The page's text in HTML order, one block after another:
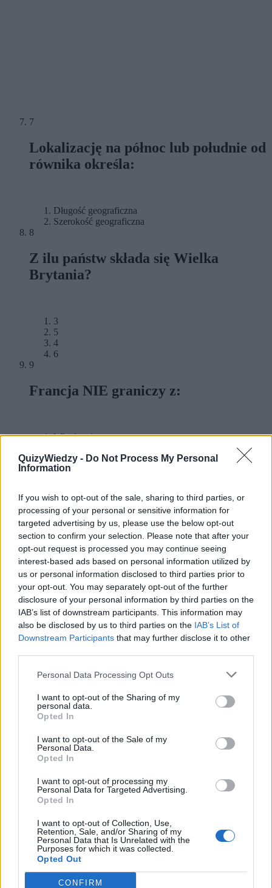
QuizyWiedzy - Do Not Process My Personal
Information
If you wish to opt-out of the sale, sharing to third parties, or
processing of your personal or sensitive information for
targeted advertising by us, please use the below opt-out
section to confirm your selection. Please note that after your
opt-out request is processed you may continue seeing
interest-based ads based on personal information utilized by
us or personal information disclosed to third parties prior to
your opt-out. You may separately opt-out of the further
disclosure of your personal information by third parties on the
IAB’s list of downstream participants. This information may
also be disclosed by us to third parties on the IAB’s List of
Downstream Participants that may further disclose it to other
Personal Data Processing Opt Outs
I want to opt-out of the Sharing of my
personal data.
Opted In
I want to opt-out of the Sale of my
Personal Data.
Opted In
I want to opt-out of processing my
Personal Data for Targeted Advertising.
Opted In
I want to opt-out of Collection, Use,
Retention, Sale, and/or Sharing of my
Personal Data that Is Unrelated with the
Purposes for which it was collected.
Opted Out
CONFIRM
7
Lokalizację na północ lub południe od
równika określa:
Długość geograficzna
Szerokość geograficzna
8
Z ilu państw składa się Wielka
Brytania?
3
5
4
6
9
Francja NIE graniczy z:
Włochami
Hiszpanią
Holandią
Który z oceanów jest największy?
Arktyczny
Indyjski
Atlantycki
Spokojny
11
O którym zwrotniku mowa?